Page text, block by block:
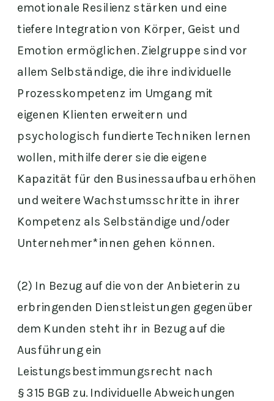
emotionale Resilienz stärken und eine
tiefere Integration von Körper, Geist und
Emotion ermöglichen. Zielgruppe sind vor
allem Selbständige, die ihre individuelle
Prozesskompetenz im Umgang mit
eigenen Klienten erweitern und
psychologisch fundierte Techniken lernen
wollen, mithilfe derer sie die eigene
Kapazität für den Businessaufbau erhöhen
und weitere Wachstumsschritte in ihrer
Kompetenz als Selbständige und/oder
Unternehmer*innen gehen können.
(2) In Bezug auf die von der Anbieterin zu
erbringenden Dienstleistungen gegenüber
dem Kunden steht ihr in Bezug auf die
Ausführung ein
Leistungsbestimmungsrecht nach
§ 315 BGB zu. Individuelle Abweichungen